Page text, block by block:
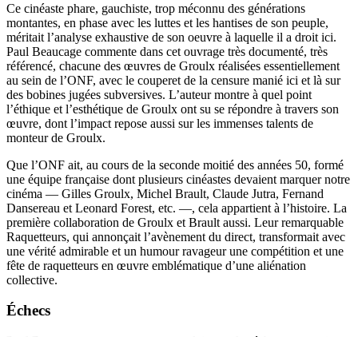
Ce cinéaste phare, gauchiste, trop méconnu des générations
montantes, en phase avec les luttes et les hantises de son peuple,
méritait l’analyse exhaustive de son oeuvre à laquelle il a droit ici.
Paul Beaucage commente dans cet ouvrage très documenté, très
référencé, chacune des œuvres de Groulx réalisées essentiellement
au sein de l’ONF, avec le couperet de la censure manié ici et là sur
des bobines jugées subversives. L’auteur montre à quel point
l’éthique et l’esthétique de Groulx ont su se répondre à travers son
œuvre, dont l’impact repose aussi sur les immenses talents de
monteur de Groulx.
Que l’ONF ait, au cours de la seconde moitié des années 50, formé
une équipe française dont plusieurs cinéastes devaient marquer notre
cinéma — Gilles Groulx, Michel Brault, Claude Jutra, Fernand
Dansereau et Leonard Forest, etc. —, cela appartient à l’histoire. La
première collaboration de Groulx et Brault aussi. Leur remarquable
Raquetteurs, qui annonçait l’avènement du direct, transformait avec
une vérité admirable et un humour ravageur une compétition et une
fête de raquetteurs en œuvre emblématique d’une aliénation
collective.
Échecs